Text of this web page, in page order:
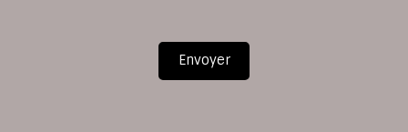
Envoyer